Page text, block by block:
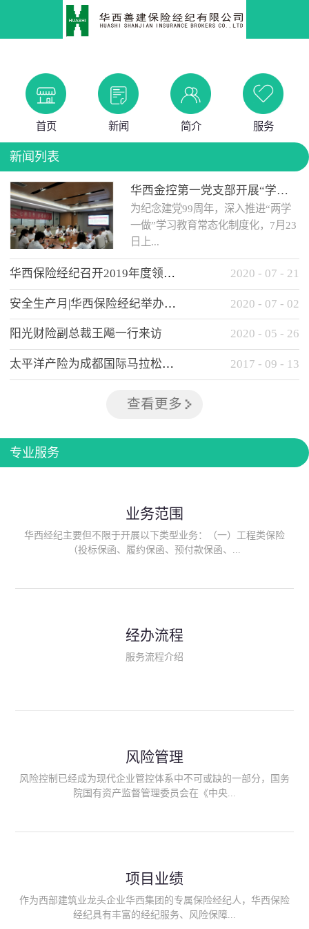
首页 新闻 简介 服务
新闻列表
华西金控第一党支部开展“学党史 知党情 做合格党员”主题教育工作会
为纪念建党99周年，深入推进“两学
一做”学习教育常态化制度化，7月23
日上...
午，华西金控第一党支部举办了“学
党史、知党情、...
华西保险经纪召开2019年度领导班子述职考核工作会 2020 - 07 - 21
安全生产月|华西保险经纪举办应急消防安全知识培训 2020 - 07 - 02
阳光财险副总裁王飚一行来访 2020 - 05 - 26
太平洋产险为成都国际马拉松提供全方位保险保障 2017 - 09 - 13
查看更多
专业服务
业务范围
华西经纪主要但不限于开展以下类型业务：（一）工程类保险
（投标保函、履约保函、预付款保函、...
险、政府公共安全责任保险/自然灾害公众责任保险、精神病监护
人责任险、首台套/首版次保险、科技保险等）；（三）传统财产
险产品；（六）保险招投标业务。随着业务的开展，华西经纪会
供专业、优质的保险经纪服务。
经办流程
服务流程介绍
风险管理
风险控制已经成为现代企业管控体系中不可或缺的一部分，国务
院国有资产监督管理委员会在《中央...
能够为客户降低风险管理成本，提高经营效率；能够为企业提供
从风险评估、风险分析、风险防范、风险转移到灾后防损、索赔
等全方位、全过程、专家式的服务，拓展和深化由保险公司提供
项目业绩
作为西部建筑业龙头企业华西集团的专属保险经纪人，华西保险
经纪具有丰富的经纪服务、风险保障...